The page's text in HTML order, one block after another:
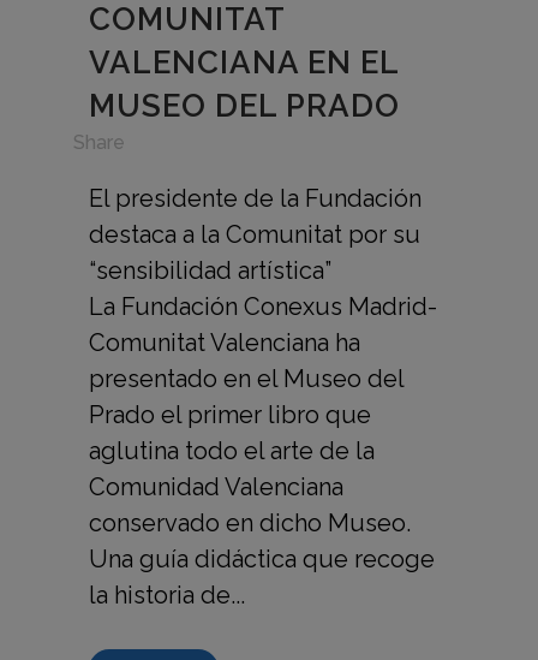
COMUNITAT
VALENCIANA EN EL
MUSEO DEL PRADO
Share
El presidente de la Fundación
destaca a la Comunitat por su
“sensibilidad artística”
La Fundación Conexus Madrid-
Comunitat Valenciana ha
presentado en el Museo del
Prado el primer libro que
aglutina todo el arte de la
Comunidad Valenciana
conservado en dicho Museo.
Una guía didáctica que recoge
la historia de...